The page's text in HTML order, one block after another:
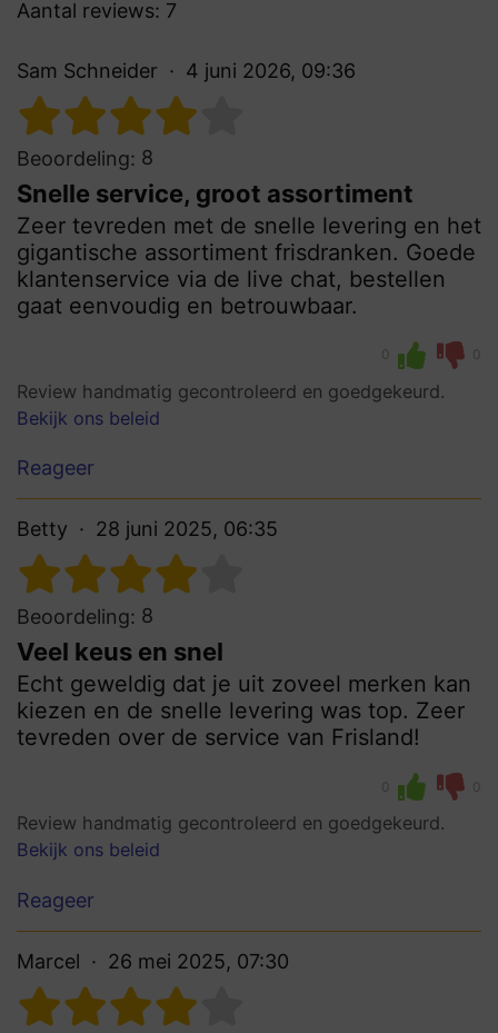
Aantal reviews: 7
Sam Schneider 4 juni 2026, 09:36
Beoordeling: 8
Snelle service, groot assortiment
Zeer tevreden met de snelle levering en het
gigantische assortiment frisdranken. Goede
klantenservice via de live chat, bestellen
gaat eenvoudig en betrouwbaar.
0 0
Review handmatig gecontroleerd en goedgekeurd.
Bekijk ons beleid
Reageer
Betty 28 juni 2025, 06:35
Beoordeling: 8
Veel keus en snel
Echt geweldig dat je uit zoveel merken kan
kiezen en de snelle levering was top. Zeer
tevreden over de service van Frisland!
0 0
Review handmatig gecontroleerd en goedgekeurd.
Bekijk ons beleid
Reageer
Marcel 26 mei 2025, 07:30